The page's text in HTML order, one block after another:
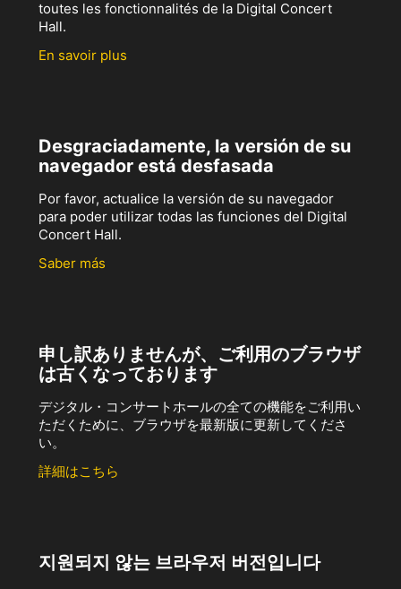
toutes les fonctionnalités de la Digital Concert
Hall.
En savoir plus
Desgraciadamente, la versión de su
navegador está desfasada
Por favor, actualice la versión de su navegador
para poder utilizar todas las funciones del Digital
Concert Hall.
Saber más
申し訳ありませんが、ご利用のブラウザ
は古くなっております
デジタル・コンサートホールの全ての機能をご利用い
ただくために、ブラウザを最新版に更新してくださ
い。
詳細はこちら
지원되지 않는 브라우저 버전입니다